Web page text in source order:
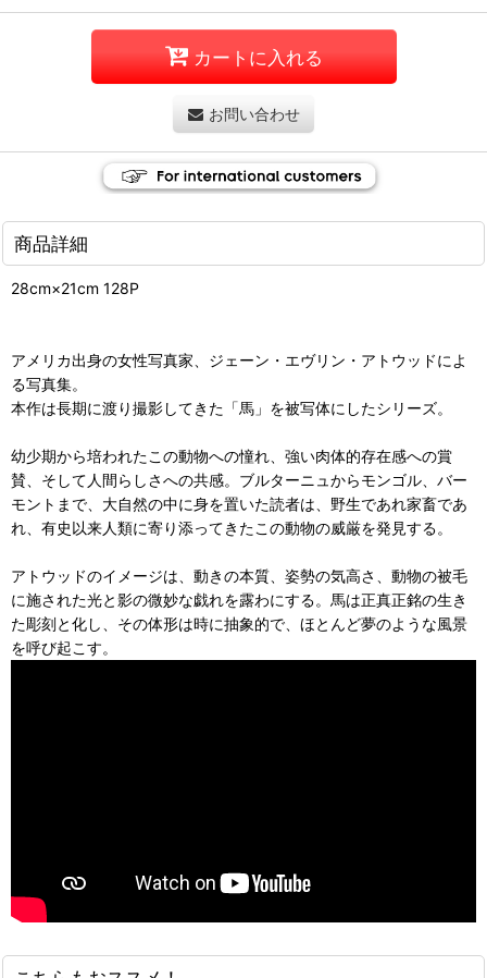
カートに入れる
お問い合わせ
商品詳細
28cm×21cm 128P
アメリカ出身の女性写真家、ジェーン・エヴリン・アトウッドによ
る写真集。
本作は長期に渡り撮影してきた「馬」を被写体にしたシリーズ。
幼少期から培われたこの動物への憧れ、強い肉体的存在感への賞
賛、そして人間らしさへの共感。ブルターニュからモンゴル、バー
モントまで、大自然の中に身を置いた読者は、野生であれ家畜であ
れ、有史以来人類に寄り添ってきたこの動物の威厳を発見する。
アトウッドのイメージは、動きの本質、姿勢の気高さ、動物の被毛
に施された光と影の微妙な戯れを露わにする。馬は正真正銘の生き
た彫刻と化し、その体形は時に抽象的で、ほとんど夢のような風景
を呼び起こす。